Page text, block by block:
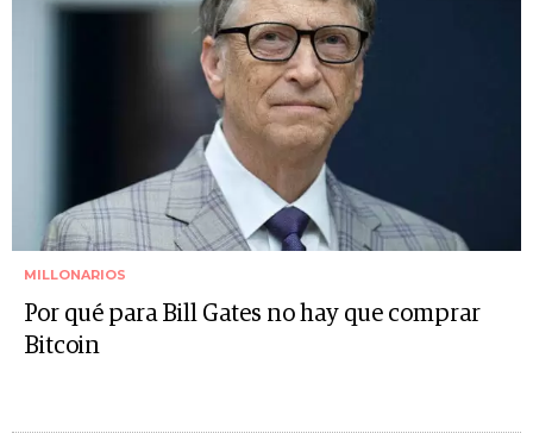
MILLONARIOS
Por qué para Bill Gates no hay que comprar
Bitcoin